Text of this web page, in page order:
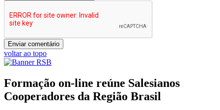
voltar ao topo
Formação on-line reúne Salesianos
Cooperadores da Região Brasil